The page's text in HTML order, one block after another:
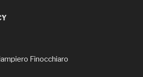
Finocchiaro